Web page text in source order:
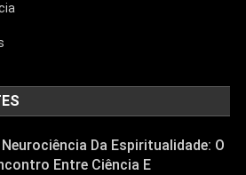
Da Espiritualidade: O
Entre Ciência E